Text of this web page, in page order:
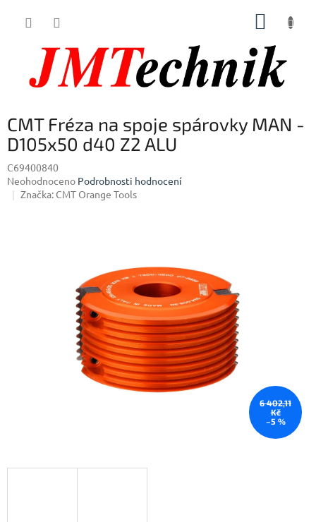
CMT Fréza na spoje spárovky MAN -
D105x50 d40 Z2 ALU
C69400840
Průměrné
hodnocení
Neohodnoceno Podrobnosti hodnocení
Značka: CMT Orange Tools
6 402,11
Kč
–5 %